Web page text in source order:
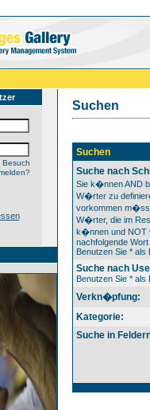
Suchen
Suchen
Suche nach
Sie k�nnen AND
W�rter zu
vorkommen
W�rter, die im
k�nnen und NOT
nachfolgende
Benutzen Sie * als
Suche nach
Benutzen Sie * als
Verkn�pfung:
Kategorie:
Suche in